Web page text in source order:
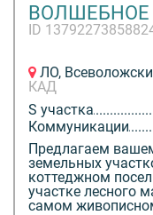
ВОЛШЕБНОЕ
ID
ЛО,
КАД
S участка
Коммуникации
Предлагаем
земельных
коттеджном
участке лесного
самом